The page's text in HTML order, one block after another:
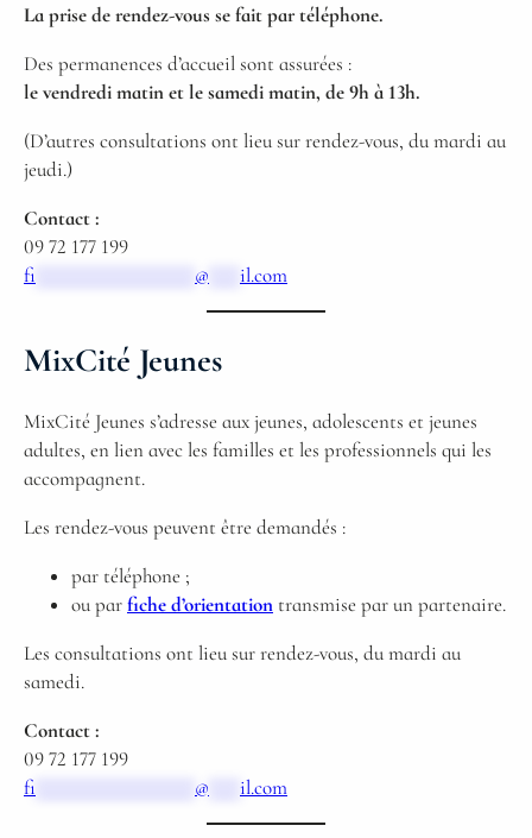
La prise de rendez-vous se fait par téléphone.
Des permanences d’accueil sont assurées :
le vendredi matin et le samedi matin, de 9h à 13h.
(D’autres consultations ont lieu sur rendez-vous, du mardi au
jeudi.)
Contact :
09 72 177 199
fi
@ il.com
MixCité Jeunes
MixCité Jeunes s’adresse aux jeunes, adolescents et jeunes
adultes, en lien avec les familles et les professionnels qui les
accompagnent.
Les rendez-vous peuvent être demandés :
par téléphone ;
ou parfiche d’orientation transmise par un partenaire.
Les consultations ont lieu sur rendez-vous, du mardi au
samedi.
Contact :
09 72 177 199
fi
@ il.com